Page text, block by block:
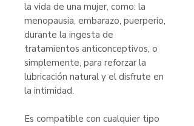
la vida de una mujer, como: la
menopausia, embarazo, puerperio,
durante la ingesta de
tratamientos anticonceptivos, o
simplemente, para reforzar la
lubricación natural y el disfrute en
la intimidad.
Es compatible con cualquier tipo